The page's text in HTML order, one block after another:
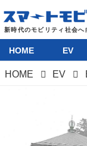
HOME EV
HOME EV